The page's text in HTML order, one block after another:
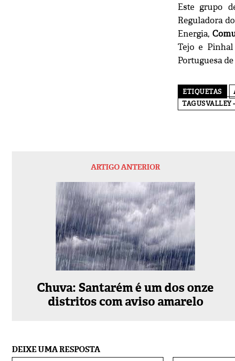
Este grupo
Reguladora
Energia,
Tejo e
Portuguesa
ETIQUETAS
TAGUSVALLEY
ARTIGO ANTERIOR
Chuva: Santarém é um dos onze
distritos com aviso amarelo
DEIXE UMA RESPOSTA